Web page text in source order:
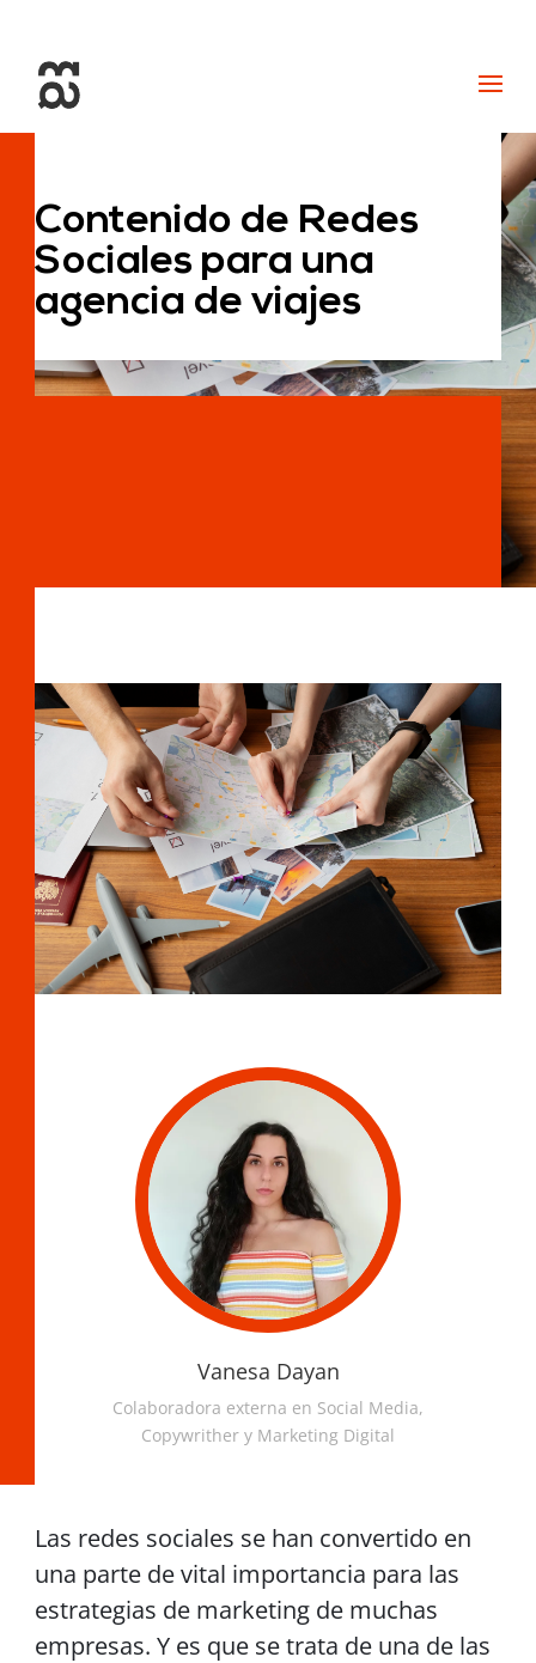
Contenido de Redes
Sociales para una
agencia de viajes
Vanesa Dayan
Colaboradora externa en Social Media,
Copywrither y Marketing Digital
Las redes sociales se han convertido en
una parte de vital importancia para las
estrategias de marketing de muchas
empresas. Y es que se trata de una de las